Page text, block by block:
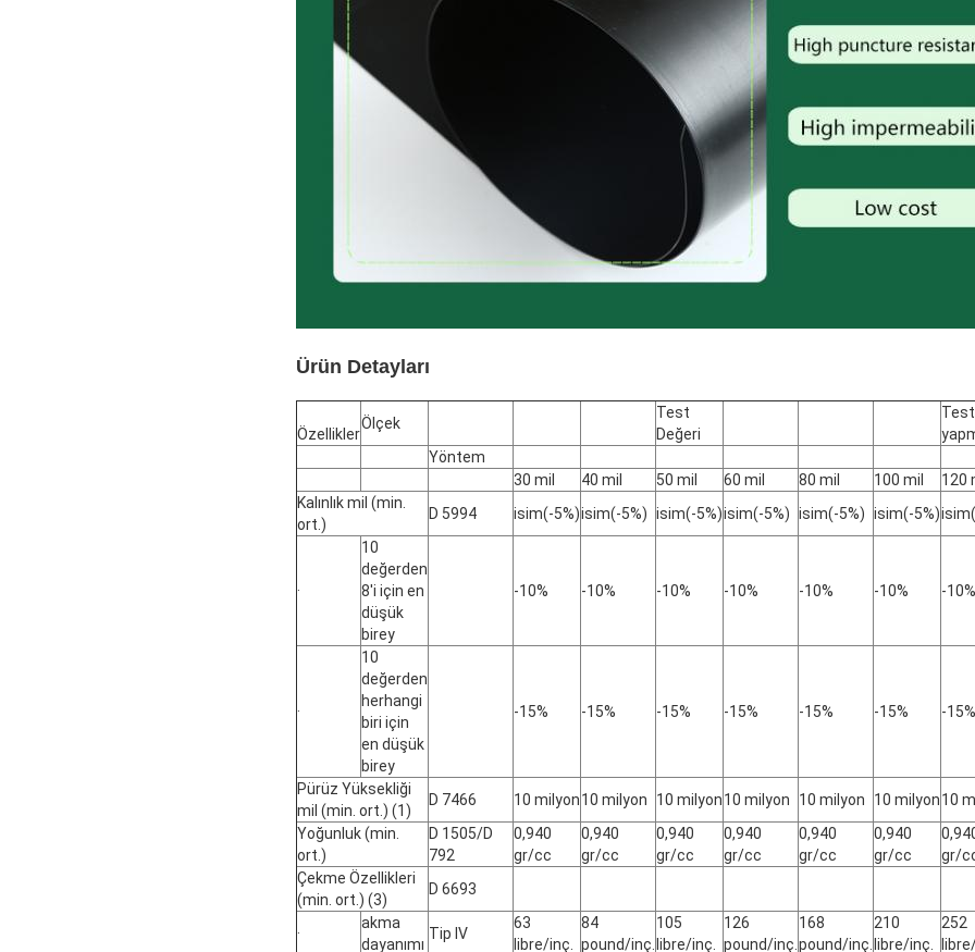
Ürün Detayları
Özellikler
Ölçek
Test
Değeri
Test
Yöntem
30 mil
40 mil 50 mil 60 mil 80 mil 100 mil
120
Kalınlık mil (min.
ort.)
D 5994 isim(-5%)isim(-5%) isim(-5%)isim(-5%) isim(-5%) isim(-5%)
·
10
değerden
8'i için en
düşük
birey
-10% -10% -10% -10% -10% -10% -10%
·
10
değerden
herhangi
biri için
en düşük
birey
-15% -15% -15% -15% -15% -15% -15%
Pürüz Yüksekliği
mil (min. ort.) (1)
D 7466 10 milyon10 milyon 10 milyon10 milyon 10 milyon 10 milyon10
Yoğunluk (min.
ort.)
D 1505/D
792
0,940
gr/cc
0,940
gr/cc
0,940
gr/cc
0,940
gr/cc
0,940
gr/cc
0,940
gr/cc
gr/
Çekme Özellikleri
(min. ort.) (3)
D 6693
·
akma
dayanımı
Tip IV
63
libre/inç.
84
pound/inç.
105
libre/inç.
126
pound/inç.
168
pound/inç.
210
libre/inç.
252